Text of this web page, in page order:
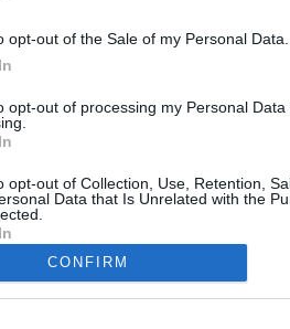
opt-out of the Sale of my Personal Data.
opt-out of processing my Personal Data
opt-out of Collection, Use, Retention,
Data that Is Unrelated with the
CONFIRM
controles a los viajeros procedentes de Italia
en directo: España activa los controles
tras el choque con Meloni
de la embestida de Meloni contra España por